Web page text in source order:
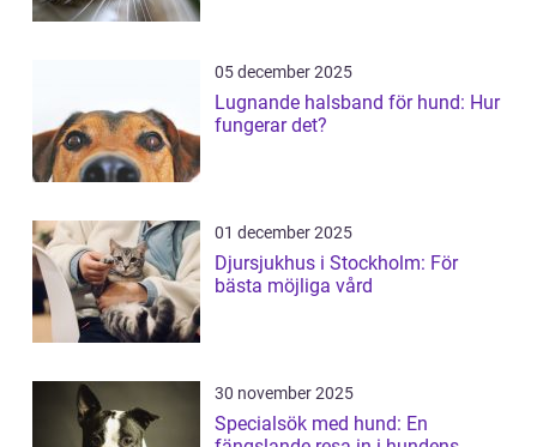
05 december 2025
Lugnande halsband för hund: Hur
fungerar det?
01 december 2025
Djursjukhus i Stockholm: För
bästa möjliga vård
30 november 2025
Specialsök med hund: En